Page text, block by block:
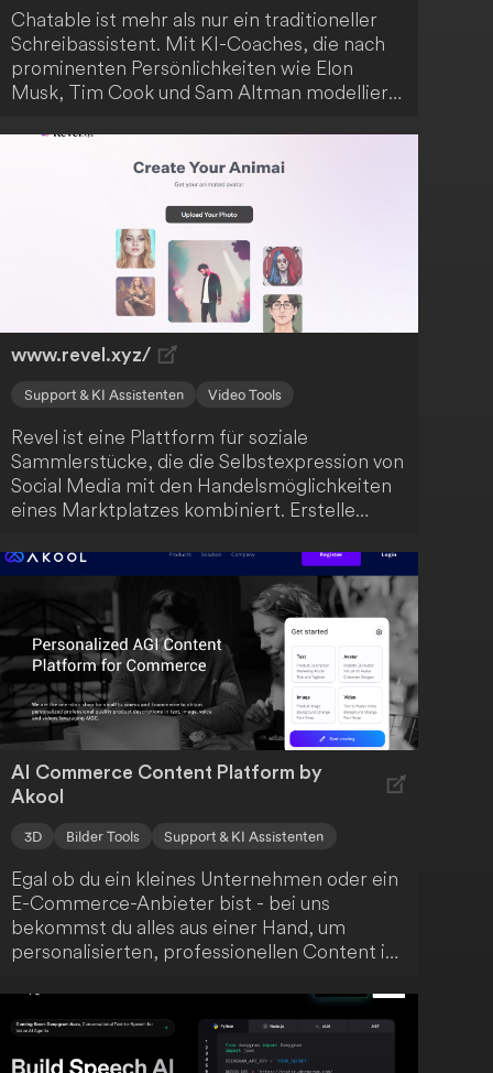
Chatable ist mehr als nur ein traditioneller
Schreibassistent. Mit KI-Coaches, die nach
prominenten Persönlichkeiten wie Elon
Musk, Tim Cook und Sam Altman modelliert
dir maßgeschneiderte Beratung auf Basis
ihrer Lebenserfahrungen und Geschichten
anbieten. Darüber hinaus bietet Chatable
eine Reihe von Werkzeugen zur Förderung
deiner Kreativität, darunter über 50 KI-
Schreibvorlagen für verschiedene
Inhaltsarten, sowie einen
Dokumentenbereich, um deine Inhalte zu
organisieren.
www.revel.xyz/
Support & KI Assistenten Video Tools
Revel ist eine Plattform für soziale
Sammlerstücke, die die Selbstexpression von
Social Media mit den Handelsmöglichkeiten
eines Marktplatzes kombiniert. Erstelle
wie Fotos, Videos und Text-to-AI-
Kunstwerken. In Zukunft plant Revel, die
Erstellung anderer Medienformate als Assets
zu ermöglichen.
AI Commerce Content Platform by
Akool
3D Bilder Tools Support & KI Assistenten
Egal ob du ein kleines Unternehmen oder ein
E-Commerce-Anbieter bist - bei uns
bekommst du alles aus einer Hand, um
personalisierten, professionellen Content in
erstellen. Dabei setzen wir auf die Kraft der
generativen KI.